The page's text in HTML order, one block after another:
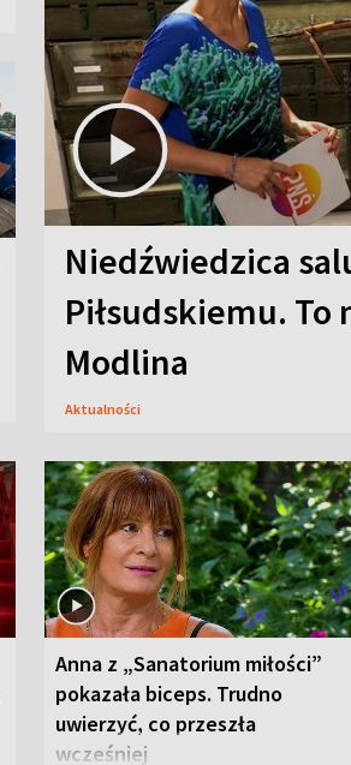
Niedźwiedzica
Piłsudskiemu.
Modlina
Aktualności
Anna z „Sanatorium miłości”
pokazała biceps. Trudno
uwierzyć, co przeszła
wcześniej